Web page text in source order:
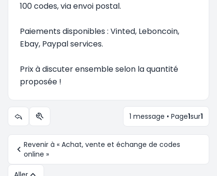
100 codes, via envoi postal.
Paiements disponibles : Vinted, Leboncoin,
Ebay, Paypal services.
Prix à discuter ensemble selon la quantité
proposée !
Outils du sujet 1 message • Page1sur1
Revenir à « Achat, vente et échange de codes
online »